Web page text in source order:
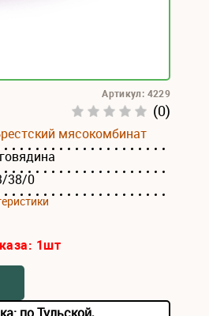
(0)
Артикул: 4229
мясокомбинат
38/0
1шт